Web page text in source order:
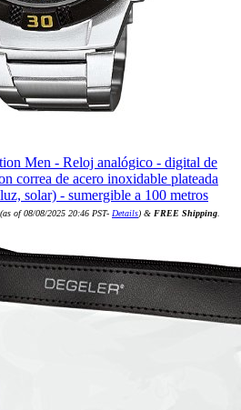
Men - Reloj analógico - digital de
correa de acero inoxidable plateada
solar) - sumergible a 100 metros
of 08/08/2025 20:46 PST- Details) & FREE Shipping